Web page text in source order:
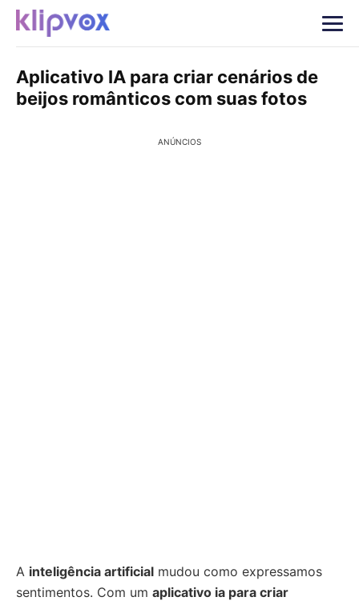
Aplicativo IA para criar cenários de
beijos românticos com suas fotos
ANÚNCIOS
A inteligência artificial mudou como expressamos
sentimentos. Com um aplicativo ia para criar